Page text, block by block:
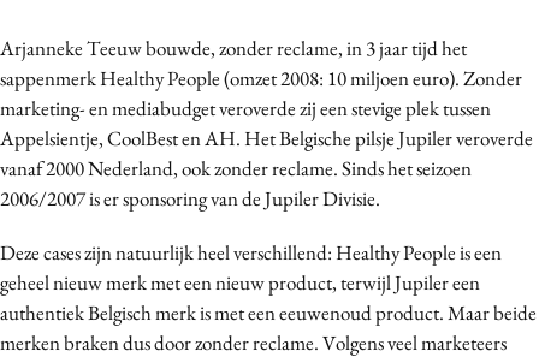
Campagnes
Carriere
Contentmarketing
Craft
Customer Experience
Design
Digital transformation
Diversiteit
Arjanneke Teeuw bouwde, zonder reclame, in 3 jaar tijd het
sappenmerk Healthy People (omzet 2008: 10 miljoen euro). Zonder
marketing- en mediabudget veroverde zij een stevige plek tussen
Appelsientje, CoolBest en AH. Het Belgische pilsje Jupiler veroverde
vanaf 2000 Nederland, ook zonder reclame. Sinds het seizoen
2006/2007 is er sponsoring van de Jupiler Divisie.
Deze cases zijn natuurlijk heel verschillend: Healthy People is een
geheel nieuw merk met een nieuw product, terwijl Jupiler een
authentiek Belgisch merk is met een eeuwenoud product. Maar beide
merken braken dus door zonder reclame. Volgens veel marketeers